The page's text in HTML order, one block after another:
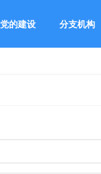
党的建设 分支机构